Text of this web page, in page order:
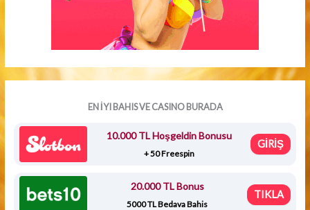
EN İYI BAHIS VE CASINO BURADA
10.000 TL Hoşgeldin Bonusu
+ 50 Freespin
GİRİŞ
20.000 TL Bonus
5000 TL Bedava Bahis
TIKLA